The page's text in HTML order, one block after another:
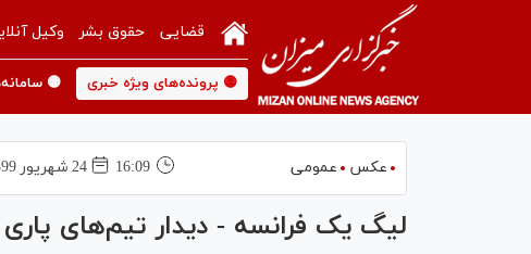
قضایی حقوق بشر وکیل
🟡 پرونده‌های ویژه خبری 🟡
عکس عمومی 16:09 24 شهريور 1399
لیگ یک فرانسه - دیدار تیم‌های